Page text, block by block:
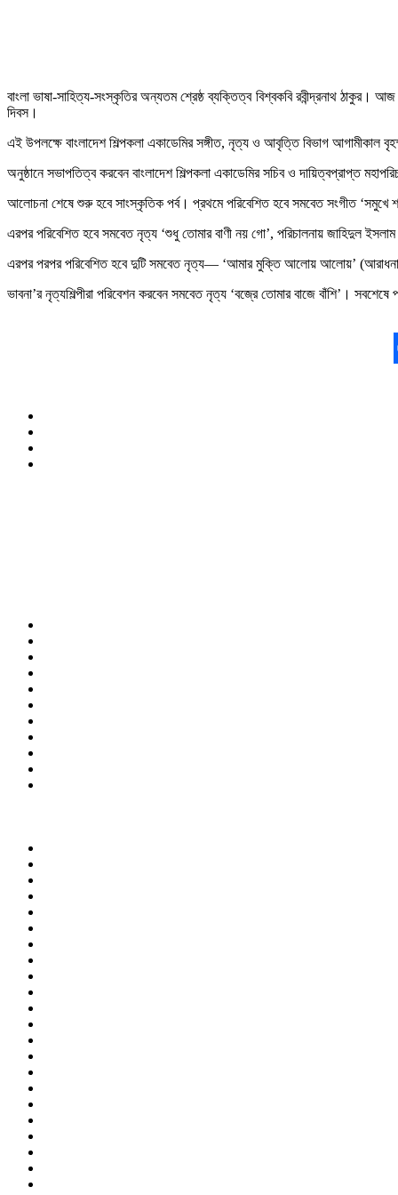
বাংলা ভাষা-সাহিত্য-সংস্কৃতির অন্যতম শ্রেষ্ঠ ব্যক্তিত্ব বিশ্বকবি রবীন্দ্রনাথ ঠাকুর।
দিবস।
এই উপলক্ষে বাংলাদেশ শিল্পকলা একাডেমির সঙ্গীত, নৃত্য ও আবৃত্তি বিভাগ
অনুষ্ঠানে সভাপতিত্ব করবেন বাংলাদেশ শিল্পকলা একাডেমির সচিব ও দায়িত্বপ্রাপ্ত
আলোচনা শেষে শুরু হবে সাংস্কৃতিক পর্ব। প্রথমে পরিবেশিত হবে সমবেত সংগীত ‘সমুখে
এরপর পরিবেশিত হবে সমবেত নৃত্য ‘শুধু তোমার বাণী নয় গো’, পরিচালনায় জাহিদুল
এরপর পরপর পরিবেশিত হবে দুটি সমবেত নৃত্য— ‘আমার মুক্তি আলোয় আলোয়’ (আরাধনা) ও
ভাবনা’র নৃত্যশিল্পীরা পরিবেশন করবেন সমবেত নৃত্য ‘বজ্রে তোমার বাজে বাঁশি’।